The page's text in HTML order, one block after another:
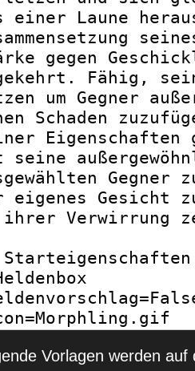
Vorlagen werden